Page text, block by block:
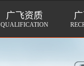
广飞资质
QUALIFICATION